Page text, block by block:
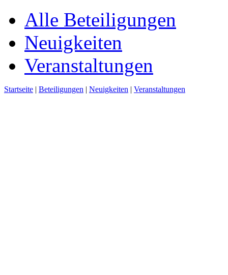
Alle Beteiligungen
Neuigkeiten
Veranstaltungen
Startseite | Beteiligungen | Neuigkeiten | Veranstaltungen